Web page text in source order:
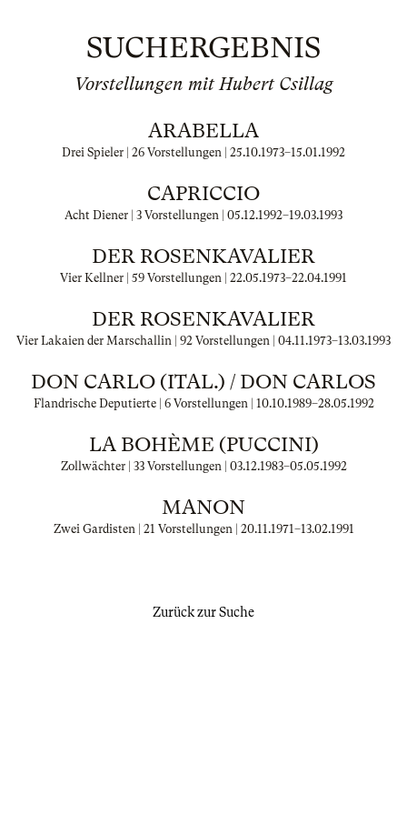
SUCHERGEBNIS
Vorstellungen mit Hubert Csillag
ARABELLA
Drei Spieler | 26 Vorstellungen | 25.10.1973–15.01.1992
CAPRICCIO
Acht Diener | 3 Vorstellungen | 05.12.1992–19.03.1993
DER ROSENKAVALIER
Vier Kellner | 59 Vorstellungen | 22.05.1973–22.04.1991
DER ROSENKAVALIER
Vier Lakaien der Marschallin | 92 Vorstellungen | 04.11.1973–13.03.1993
DON CARLO (ITAL.) / DON CARLOS
Flandrische Deputierte | 6 Vorstellungen | 10.10.1989–28.05.1992
LA BOHÈME (PUCCINI)
Zollwächter | 33 Vorstellungen | 03.12.1983–05.05.1992
MANON
Zwei Gardisten | 21 Vorstellungen | 20.11.1971–13.02.1991
Zurück zur Suche